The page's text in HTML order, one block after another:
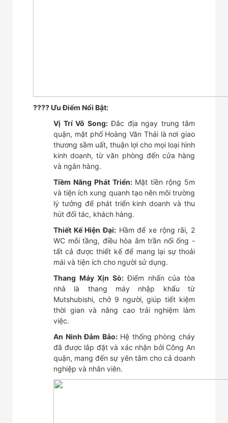
???? Ưu Điểm Nổi Bật:
Vị Trí Vô Song:Đắc địa ngay trung tâm
quận, mặt phố Hoàng Văn Thái là nơi giao
thương sầm uất, thuận lợi cho mọi loại hình
kinh doanh, từ văn phòng đến cửa hàng
và ngân hàng.
Tiềm Năng Phát Triển:Mặt tiền rộng 5m
và tiện ích xung quanh tạo nên môi trường
lý tưởng để phát triển kinh doanh và thu
hút đối tác, khách hàng.
Thiết Kế Hiện Đại: Hầm để xe rộng rãi, 2
WC mỗi tầng, điều hòa âm trần nối ống -
tất cả được thiết kế để mang lại sự thoải
mái và tiện ích cho người sử dụng.
Thang Máy Xịn Sò:Điểm nhấn của tòa
nhà là thang máy nhập khẩu từ
Mutshubishi, chở 9 người, giúp tiết kiệm
thời gian và nâng cao trải nghiệm làm
việc.
An Ninh Đảm Bảo:Hệ thống phòng cháy
đã được lắp đặt và xác nhận bởi Công An
quận, mang đến sự yên tâm cho cả doanh
nghiệp và nhân viên.